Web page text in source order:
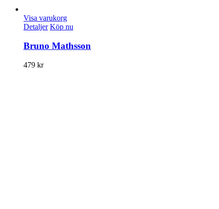
Visa varukorg
Detaljer Köp nu
Bruno Mathsson
479 kr